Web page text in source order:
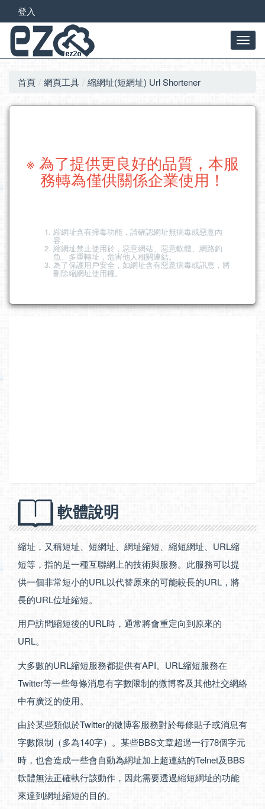
登入
首頁 網頁工具 縮網址(短網址) Url Shortener
※ 為了提供更良好的品質，本服
務轉為僅供關係企業使用！
縮網址含有掃毒功能，請確認網址無病毒或惡意內
容。
縮網址禁止使用於，惡意網站、惡意軟體、網路釣
魚、多重轉址，危害他人相關連結。
為了保護用戶安全，如網址含有惡意病毒或訊息，將
刪除縮網址使用權。
軟體說明
縮址，又稱短址、短網址、網址縮短、縮短網址、URL縮
短等，指的是一種互聯網上的技術與服務。此服務可以提
供一個非常短小的URL以代替原來的可能較長的URL，將
長的URL位址縮短。
用戶訪問縮短後的URL時，通常將會重定向到原來的
URL。
大多數的URL縮短服務都提供有API。URL縮短服務在
Twitter等一些每條消息有字數限制的微博客及其他社交網絡
中有廣泛的使用。
由於某些類似於Twitter的微博客服務對於每條貼子或消息有
字數限制（多為140字）。某些BBS文章超過一行78個字元
時，也會造成一些會自動為網址加上超連結的Telnet及BBS
軟體無法正確執行該動作，因此需要透過縮短網址的功能
來達到網址縮短的目的。